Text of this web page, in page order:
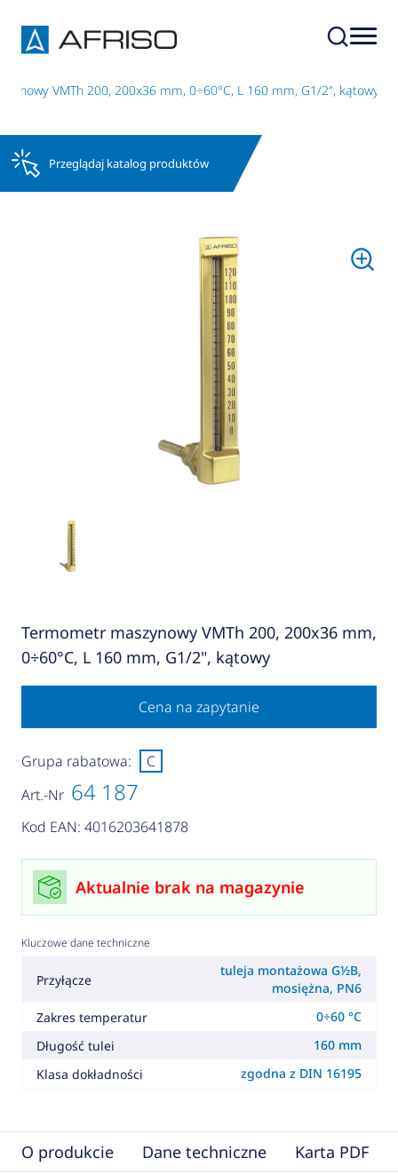
VMTh 200, 200x36 mm, 0÷60°C, L 160 mm, G1/2", kątowy
Przeglądaj katalog produktów
Termometr maszynowy VMTh 200, 200x36 mm,
0÷60°C, L 160 mm, G1/2", kątowy
Cena na zapytanie
Art.-Nr 64 187
Kod EAN: 4016203641878
Grupa rabatowa: C
Aktualnie brak na magazynie
Kluczowe dane techniczne
Przyłącze
tuleja montażowa G½B,
mosiężna, PN6
Zakres temperatur
0÷60 °C
Długość tulei
160 mm
Klasa dokładności
zgodna z DIN 16195
O produkcie Dane techniczne Karta PDF